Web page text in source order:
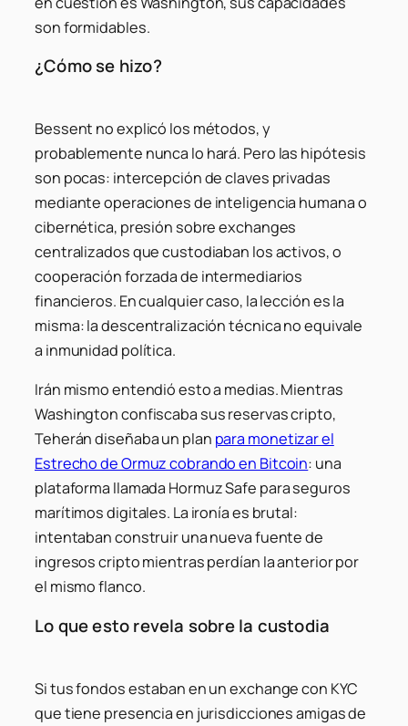
son formidables.
¿Cómo se hizo?
Bessent no explicó los métodos, y
probablemente nunca lo hará. Pero las hipótesis
son pocas: intercepción de claves privadas
mediante operaciones de inteligencia humana o
cibernética, presión sobre exchanges
centralizados que custodiaban los activos, o
cooperación forzada de intermediarios
financieros. En cualquier caso, la lección es la
misma: la descentralización técnica no equivale
a inmunidad política.
Irán mismo entendió esto a medias. Mientras
Washington confiscaba sus reservas cripto,
Teherán diseñaba un plan para monetizar el
Estrecho de Ormuz cobrando en Bitcoin: una
plataforma llamada Hormuz Safe para seguros
marítimos digitales. La ironía es brutal:
intentaban construir una nueva fuente de
ingresos cripto mientras perdían la anterior por
el mismo flanco.
Lo que esto revela sobre la custodia
Si tus fondos estaban en un exchange con KYC
que tiene presencia en jurisdicciones amigas de